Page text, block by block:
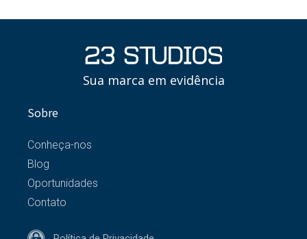
Sua marca em evidência
Sobre
Conheça-nos
Blog
Oportunidades
Contato